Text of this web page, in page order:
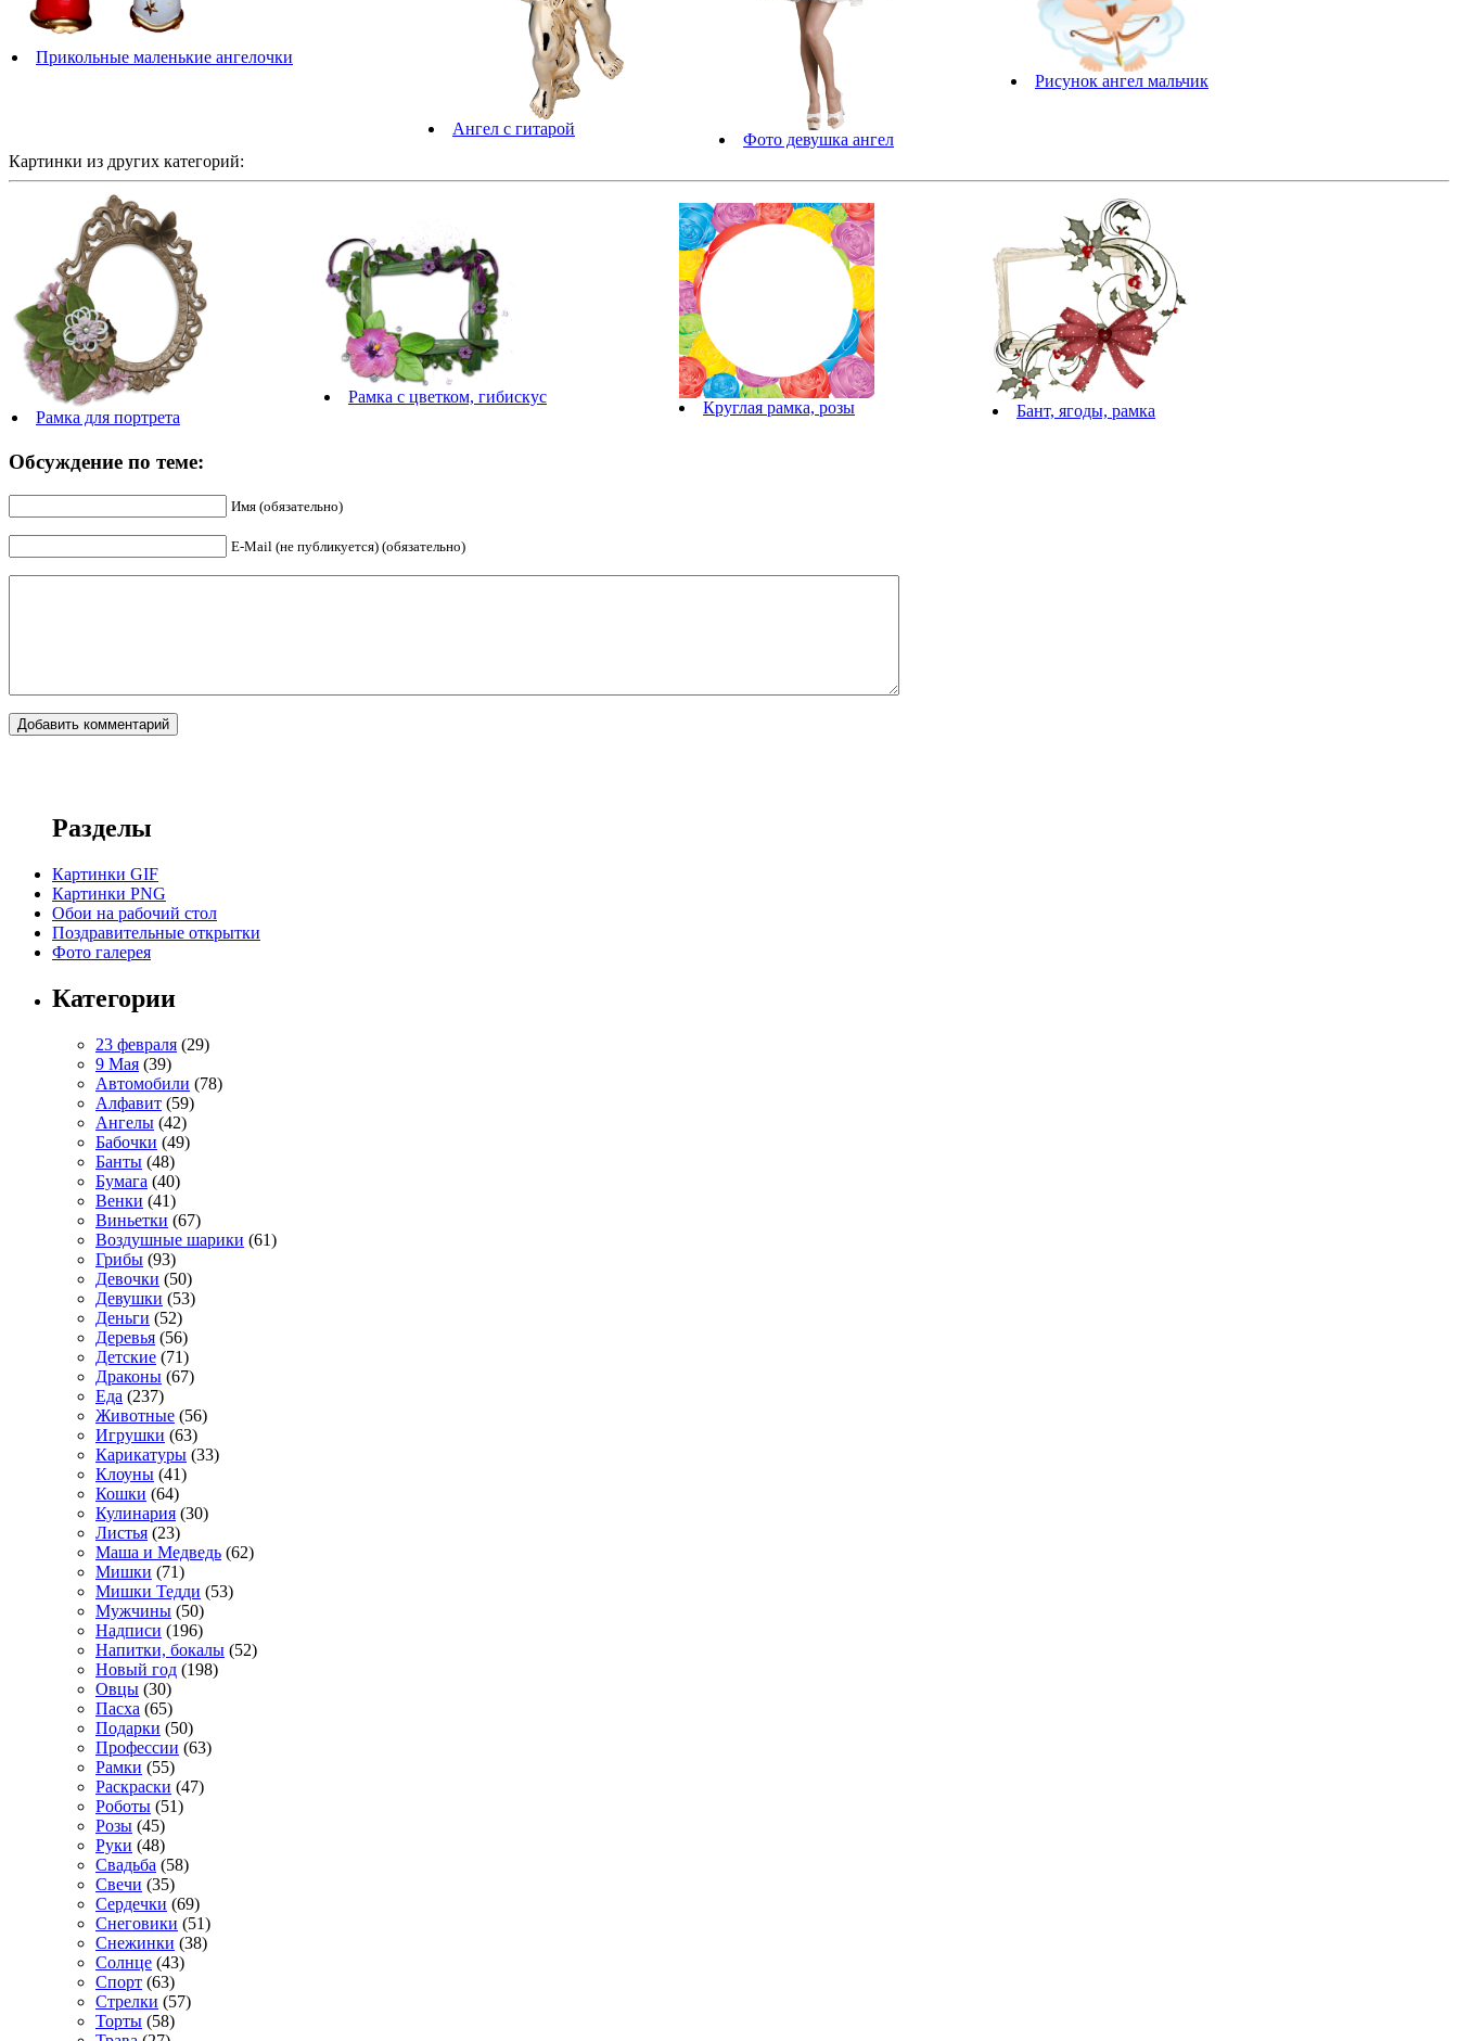
Прикольные маленькие ангелочки
Ангел с гитарой
Фото девушка ангел
Рисунок ангел мальчик
Картинки из других категорий:
Рамка для портрета
Рамка с цветком, гибискус
Круглая рамка, розы Бант, ягоды, рамка
Обсуждение по теме:
Имя (обязательно)
E-Mail (не публикуется) (обязательно)
Разделы
Картинки GIF
Картинки PNG
Обои на рабочий стол
Поздравительные открытки
Фото галерея
Категории
23 февраля (29)
9 Мая (39)
Автомобили (78)
Алфавит (59)
Ангелы (42)
Бабочки (49)
Банты (48)
Бумага (40)
Венки (41)
Виньетки (67)
Воздушные шарики (61)
Грибы (93)
Девочки (50)
Девушки (53)
Деньги (52)
Деревья (56)
Детские (71)
Драконы (67)
Еда (237)
Животные (56)
Игрушки (63)
Карикатуры (33)
Клоуны (41)
Кошки (64)
Кулинария (30)
Листья (23)
Маша и Медведь (62)
Мишки (71)
Мишки Тедди (53)
Мужчины (50)
Надписи (196)
Напитки, бокалы (52)
Новый год (198)
Овцы (30)
Пасха (65)
Подарки (50)
Профессии (63)
Рамки (55)
Раскраски (47)
Роботы (51)
Розы (45)
Руки (48)
Свадьба (58)
Свечи (35)
Сердечки (69)
Снеговики (51)
Снежинки (38)
Солнце (43)
Спорт (63)
Стрелки (57)
Торты (58)